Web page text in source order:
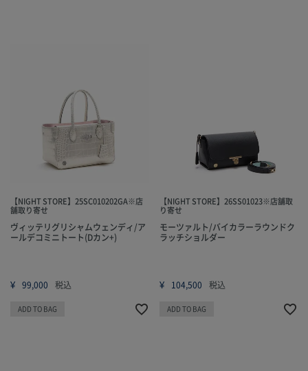
【NIGHT STORE】25SC010202GA※店
舗取り寄せ
ヴィッテリグリシャムウェンディ/ア
ールデコミニトート(Dカン+)
¥ 99,000 税込
ADD TO BAG
【NIGHT STORE】26SS01023※店舗取
り寄せ
モーツァルト/バイカラーラウンドク
ラッチショルダー
¥ 104,500 税込
ADD TO BAG